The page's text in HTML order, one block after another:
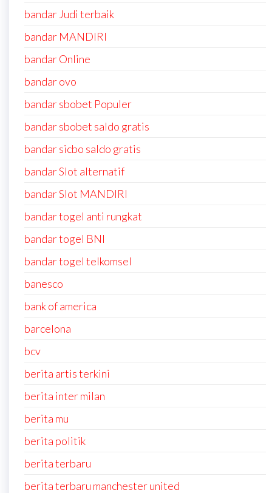
bandar Judi terbaik
bandar MANDIRI
bandar Online
bandar ovo
bandar sbobet Populer
bandar sbobet saldo gratis
bandar sicbo saldo gratis
bandar Slot alternatif
bandar Slot MANDIRI
bandar togel anti rungkat
bandar togel BNI
bandar togel telkomsel
banesco
bank of america
barcelona
bcv
berita artis terkini
berita inter milan
berita mu
berita politik
berita terbaru
berita terbaru manchester united